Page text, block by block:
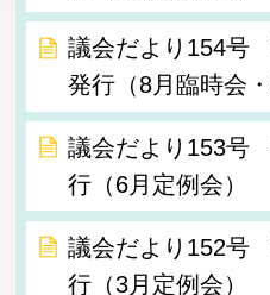
議会だより154号
発行（8月臨時会
議会だより153号
行（6月定例会）
議会だより152号
行（3月定例会）